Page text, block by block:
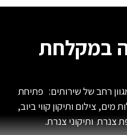
במקלחת
רחב של שירותים: פתיחת
מים, צילום ותיקון קווי ביוב,
צנרת ותיקוני צנרת.